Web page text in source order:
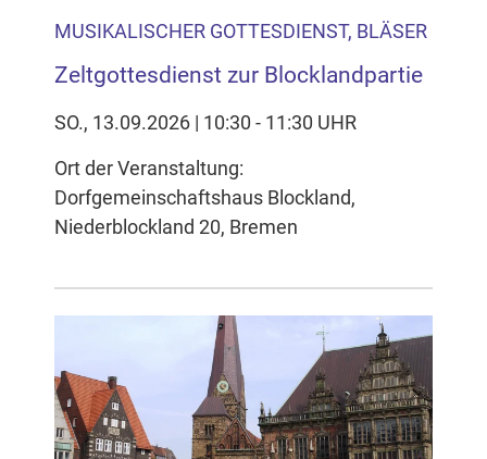
MUSIKALISCHER GOTTESDIENST, BLÄSER
Zeltgottesdienst zur Blocklandpartie
SO., 13.09.2026 | 10:30 - 11:30 UHR
Ort der Veranstaltung:
Dorfgemeinschaftshaus Blockland,
Niederblockland 20, Bremen